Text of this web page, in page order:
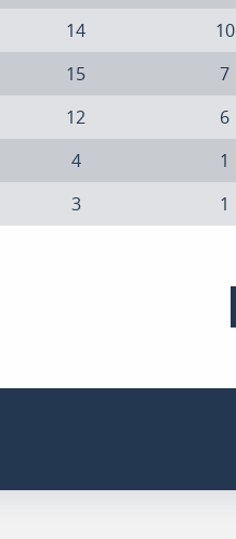
14 10
15 7
12 6
4 1
3 1